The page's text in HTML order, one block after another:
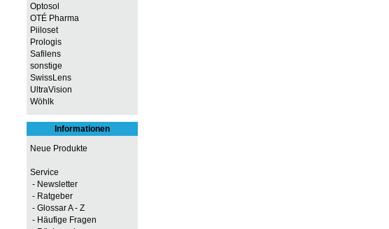
Optosol
OTÉ Pharma
Piiloset
Prologis
Safilens
sonstige
SwissLens
UltraVision
Wöhlk
Informationen
Neue Produkte
Service
- Newsletter
- Ratgeber
- Glossar A - Z
- Häufige Fragen